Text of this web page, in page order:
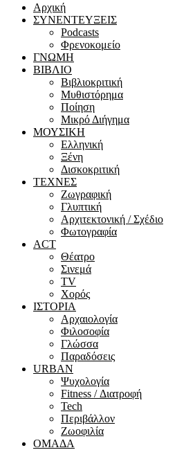
Αρχική
ΣΥΝΕΝΤΕΥΞΕΙΣ
Podcasts
Φρενοκομείο
ΓΝΩΜΗ
ΒΙΒΛΙΟ
Βιβλιοκριτική
Μυθιστόρημα
Ποίηση
Μικρό Διήγημα
ΜΟΥΣΙΚΗ
Ελληνική
Ξένη
Δισκοκριτική
ΤΕΧΝΕΣ
Ζωγραφική
Γλυπτική
Αρχιτεκτονική / Σχέδιο
Φωτογραφία
ACT
Θέατρο
Σινεμά
ΤV
Χορός
ΙΣΤΟΡΙΑ
Αρχαιολογία
Φιλοσοφία
Γλώσσα
Παραδόσεις
URBAN
Ψυχολογία
Fitness / Διατροφή
Tech
Περιβάλλον
Ζωοφιλία
ΟΜΑΔΑ